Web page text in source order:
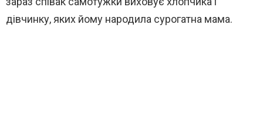
дівчинку, яких йому народила сурогатна мама.